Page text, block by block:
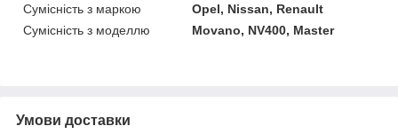
Сумісність з маркою
Opel, Nissan, Renault
Сумісність з моделлю
Movano, NV400, Master
Умови доставки